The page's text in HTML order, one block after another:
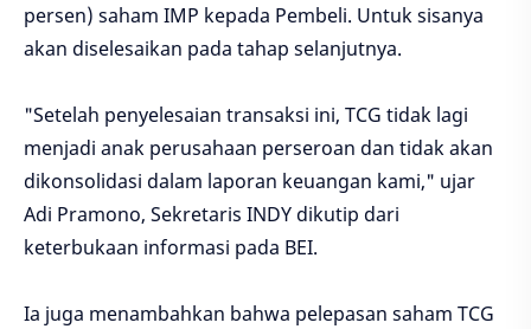
persen) saham IMP kepada Pembeli. Untuk sisanya
akan diselesaikan pada tahap selanjutnya.
"Setelah penyelesaian transaksi ini, TCG tidak lagi
menjadi anak perusahaan perseroan dan tidak akan
dikonsolidasi dalam laporan keuangan kami," ujar
Adi Pramono, Sekretaris INDY dikutip dari
keterbukaan informasi pada BEI.
Ia juga menambahkan bahwa pelepasan saham TCG